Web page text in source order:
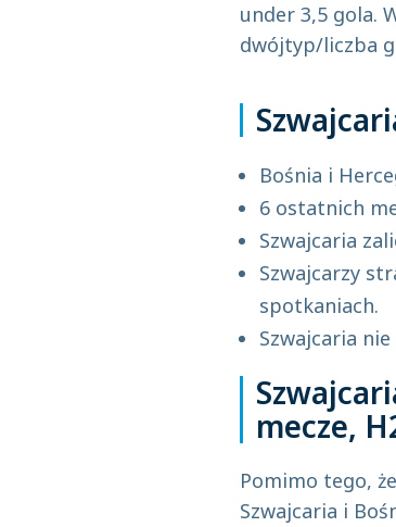
under 3,5 gola.
dwójtyp/liczba
Bośnia i
6 ostatnich
Szwajcaria
Szwajcarzy
spotkaniach.
Szwajcaria
mecze,
Pomimo tego,
Szwajcaria i